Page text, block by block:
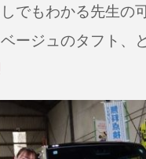
でもわかる先生の
ージュのタフト、